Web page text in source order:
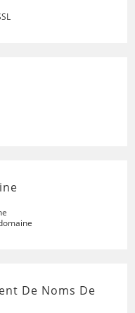
De Noms De